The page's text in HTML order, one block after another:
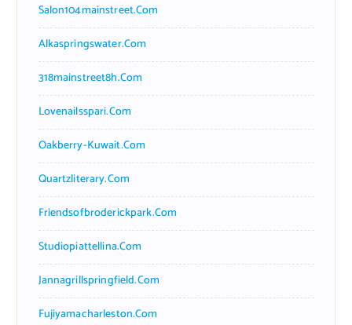
Salon104mainstreet.com
Alkaspringswater.com
318mainstreet8h.com
Lovenailsspari.com
Oakberry-Kuwait.com
Quartzliterary.com
Friendsofbroderickpark.com
Studiopiattellina.com
Jannagrillspringfield.com
Fujiyamacharleston.com